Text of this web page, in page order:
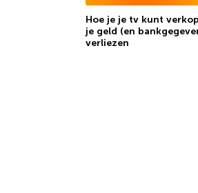
Hoe je je tv kunt
je geld (en
verliezen